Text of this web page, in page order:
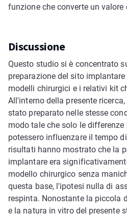
funzione che converte un
Discussione
Questo studio si è concentrato
preparazione del sito
modelli chirurgici e i relativi kit
All'interno della presente
stato preparato nelle stesse
modo tale che solo le
potessero influenzare il tempo
risultati hanno mostrato che la
implantare era
modello chirurgico senza
questa base, l'ipotesi nulla di
respinta. Nonostante la piccola
e la natura in vitro del presente